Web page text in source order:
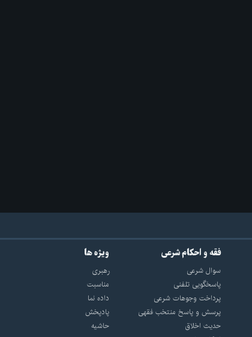
فقه و احکام شرعی
سوال شرعی
پاسخگویی تلفنی
پرداخت وجوهات شرعی
پرسش و پاسخ منتخب فقهی
حدیث اخلاق
ویژه ها
رهبری
مناسبت
داده نما
پادپخش
حاشیه